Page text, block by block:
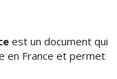
est un document qui
en France et permet